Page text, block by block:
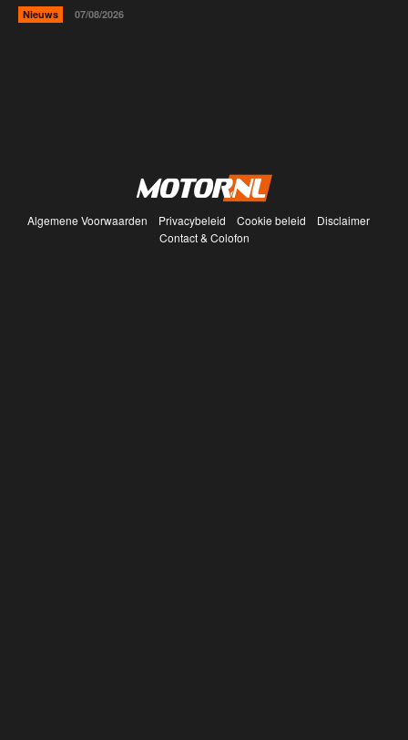
Nieuws 07/08/2026
Algemene Voorwaarden Privacybeleid Cookie beleid
Disclaimer
Contact & Colofon